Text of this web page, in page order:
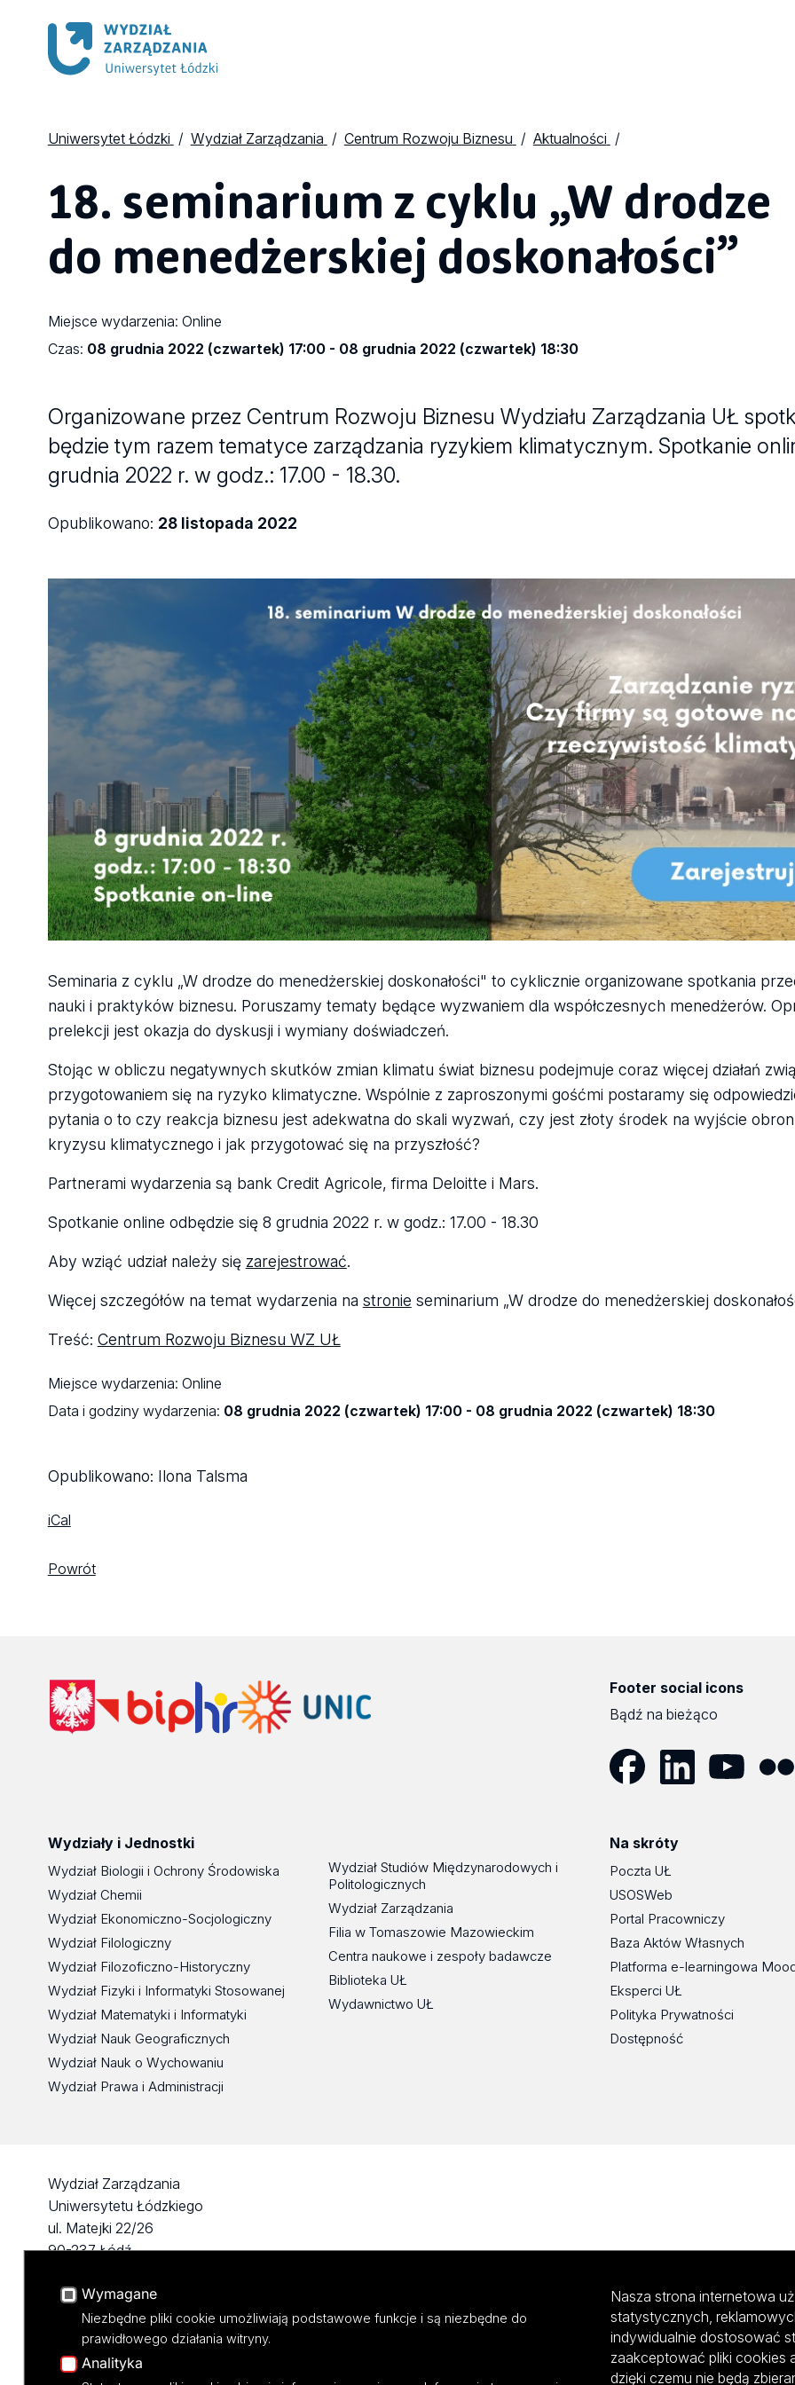
Uniwersytet Łódzki Wydział Zarządzania Centrum Rozwoju Biznesu Aktualności
18. seminarium z cyklu „W drodze
do menedżerskiej doskonałości”
Miejsce wydarzenia: Online
Czas: 08 grudnia 2022 (czwartek) 17:00 - 08 grudnia 2022 (czwartek) 18:30
Organizowane przez Centrum Rozwoju Biznesu Wydziału Zarządzania UŁ
będzie tym razem tematyce zarządzania ryzykiem klimatycznym. Spotkanie
grudnia 2022 r. w godz.: 17.00 - 18.30.
Opublikowano: 28 listopada 2022
Seminaria z cyklu „W drodze do menedżerskiej doskonałości" to cyklicznie organizowane spotkania
nauki i praktyków biznesu. Poruszamy tematy będące wyzwaniem dla współczesnych menedżerów.
prelekcji jest okazja do dyskusji i wymiany doświadczeń.
Stojąc w obliczu negatywnych skutków zmian klimatu świat biznesu podejmuje coraz więcej działań
przygotowaniem się na ryzyko klimatyczne. Wspólnie z zaproszonymi gośćmi postaramy się
pytania o to czy reakcja biznesu jest adekwatna do skali wyzwań, czy jest złoty środek na wyjście
kryzysu klimatycznego i jak przygotować się na przyszłość?
Partnerami wydarzenia są bank Credit Agricole, firma Deloitte i Mars.
Spotkanie online odbędzie się 8 grudnia 2022 r. w godz.: 17.00 - 18.30
Aby wziąć udział należy się zarejestrować.
Więcej szczegółów na temat wydarzenia na stronie seminarium „W drodze do menedżerskiej
Treść: Centrum Rozwoju Biznesu WZ UŁ
Miejsce wydarzenia: Online
Data i godziny wydarzenia: 08 grudnia 2022 (czwartek) 17:00 - 08 grudnia 2022 (czwartek) 18:30
Opublikowano: Ilona Talsma
iCal
Powrót
Footer social icons
Bądź na bieżąco
Wydziały i Jednostki
Wydział Biologii i Ochrony Środowiska
Wydział Chemii
Wydział Ekonomiczno-Socjologiczny
Wydział Filologiczny
Wydział Filozoficzno-Historyczny
Wydział Fizyki i Informatyki Stosowanej
Wydział Matematyki i Informatyki
Wydział Nauk Geograficznych
Wydział Nauk o Wychowaniu
Wydział Prawa i Administracji
Wydział Studiów Międzynarodowych i
Politologicznych
Wydział Zarządzania
Filia w Tomaszowie Mazowieckim
Centra naukowe i zespoły badawcze
Biblioteka UŁ
Wydawnictwo UŁ
Na skróty
Poczta UŁ
USOSWeb
Portal Pracowniczy
Baza Aktów Własnych
Platforma e-learningowa
Eksperci UŁ
Polityka Prywatności
Dostępność
Wydział Zarządzania
Uniwersytetu Łódzkiego
ul. Matejki 22/26
90-237 Łódź
NIP 724 000 32 43
Wymagane
Niezbędne pliki cookie umożliwiają podstawowe funkcje i są niezbędne do
prawidłowego działania witryny.
Analityka
Nasza strona internetowa
statystycznych,
indywidualnie dostosować
zaakceptować pliki cookies
dzięki czemu nie będą